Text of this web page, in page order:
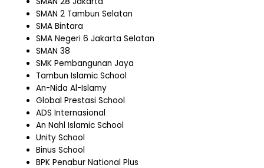
SMAN 2 Tambun Selatan
SMA Bintara
SMA Negeri 6 Jakarta Selatan
SMAN 38
SMK Pembangunan Jaya
Tambun Islamic School
An-Nida Al-Islamy
Global Prestasi School
ADS Internasional
An Nahl Islamic School
Unity School
Binus School
BPK Penabur National Plus